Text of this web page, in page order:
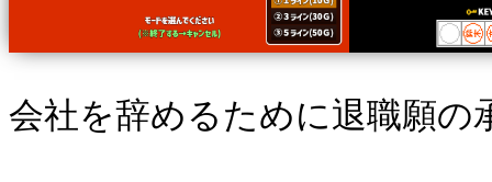
会社を辞めるために退職願の